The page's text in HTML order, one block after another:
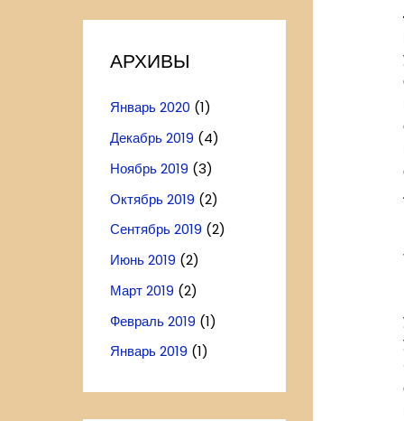
АРХИВЫ
Январь 2020 (1)
Декабрь 2019 (4)
Ноябрь 2019 (3)
Октябрь 2019 (2)
Сентябрь 2019 (2)
Июнь 2019 (2)
Март 2019 (2)
Февраль 2019 (1)
Январь 2019 (1)